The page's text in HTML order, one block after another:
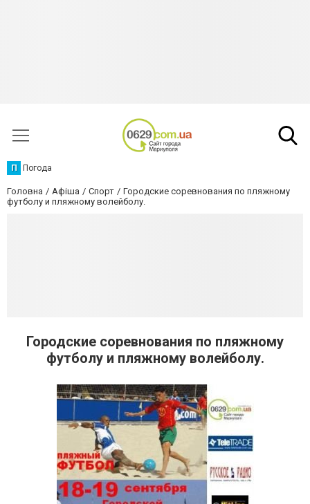
П Погода
Головна Афіша Спорт
Городские соревнования по пляжному
футболу и пляжному волейболу.
Городские соревнования по пляжному
футболу и пляжному волейболу.